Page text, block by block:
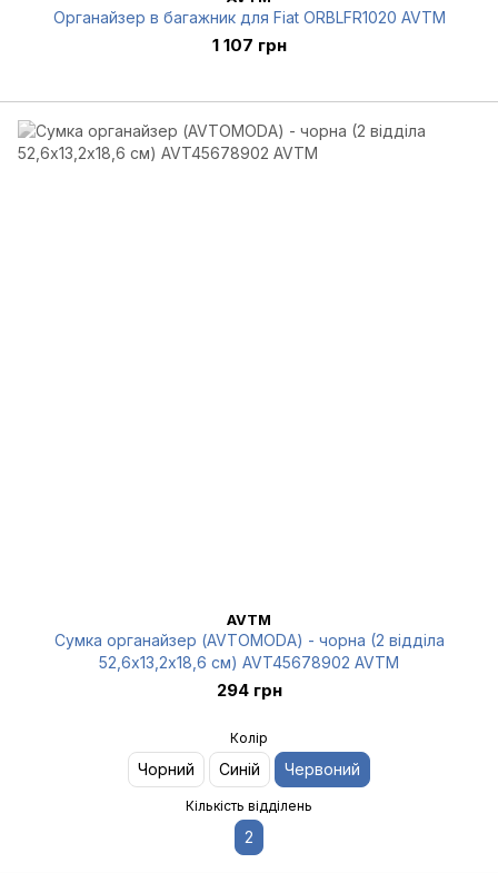
Органайзер в багажник для Fiat ORBLFR1020 AVTM
1 107 грн
AVTM
Сумка органайзер (AVTOMODA) - чорна (2 відділа
52,6х13,2х18,6 см) AVT45678902 AVTM
294 грн
Колір
Чорний Синій Червоний
Кількість відділень
2